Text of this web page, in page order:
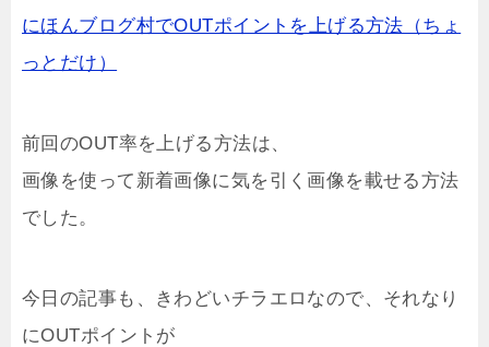
にほんブログ村でOUTポイントを上げる方法（ちょ
っとだけ）
前回のOUT率を上げる方法は、
画像を使って新着画像に気を引く画像を載せる方法
でした。
今日の記事も、きわどいチラエロなので、それなり
にOUTポイントが